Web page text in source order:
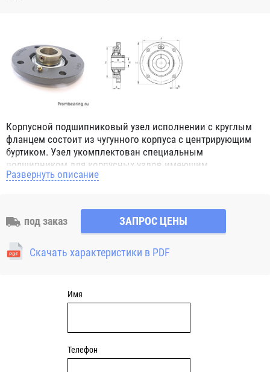
Корпусной подшипниковый узел исполнении с круглым
фланцем состоит из чугунного корпуса с центрирующим
буртиком. Узел укомплектован специальным
подшипником для корпусных узлов имеющим
сферическое наружное кольцо. При монтаже корпусных
вала или неточность монтажа. Корпус имеет четыре
отверстия для закрепления. Узлы c круглым чугунным
фланцем являются обслуживаемыми, подшипник
смазывается через специальный фиттинг (тавотницу)
Развернуть описание
под заказ ЗАПРОС ЦЕНЫ
Скачать характеристики в PDF
Имя
Телефон